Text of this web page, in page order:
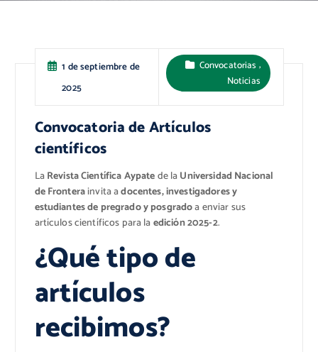
1 de septiembre de
2025
Convocatorias ,
Noticias
Convocatoria de Artículos
científicos
LaRevista Científica Aypatede laUniversidad Nacional
de Fronterainvita adocentes, investigadores y
estudiantes de pregrado y posgradoa enviar sus
artículos científicos para laedición 2025-2.
¿Qué tipo de
artículos
recibimos?